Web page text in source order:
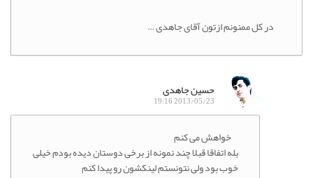
در کل ممنونم ازتون آقای جاهدی …
حسین جاهدی
2013/05/23 19:16
خواهش می کنم
بله اتفاقا قبلا چند نمونه از برخی دوستان دیده بودم خیلی
خوب بود ولی نتونستم لینکشون رو پیدا کنم